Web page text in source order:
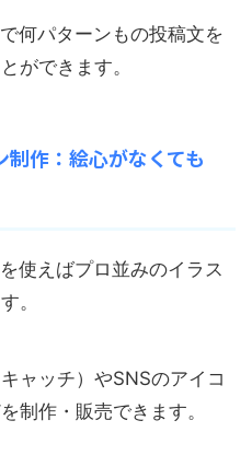
何パターンもの投稿文を
ができます。
作：絵心がなくても
使えばプロ並みのイラス
。
ャッチ）やSNSのアイコ
制作・販売できます。